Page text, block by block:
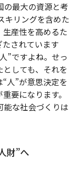
の最大の資源と考
キリングを含めた
産性を高めるた
されています
”ですよね。せっ
しても、それを
人”が意思決定を
要になります。
能な社会づくりは
財”へ